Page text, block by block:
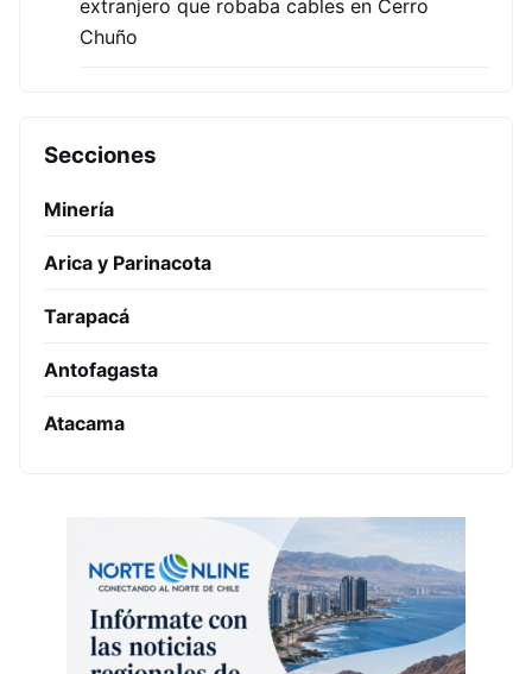
extranjero que robaba cables en Cerro
Chuño
Secciones
Minería
Arica y Parinacota
Tarapacá
Antofagasta
Atacama